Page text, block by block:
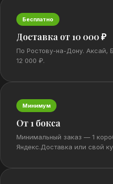
Бесплатно
Доставка от 10 000 ₽
По Ростову-на-Дону. Аксай,
12 000 ₽.
Минимум
От 1 бокса
Минимальный заказ — 1
Яндекс.Доставка или свой